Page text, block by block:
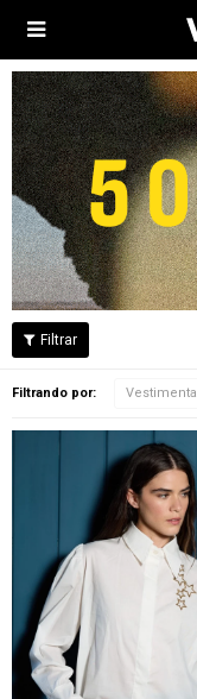

Filtrando por: Vestimenta